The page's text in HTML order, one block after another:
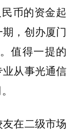
币的资金起
，创办厦门
值得一提的
从事光通信
在二级市场